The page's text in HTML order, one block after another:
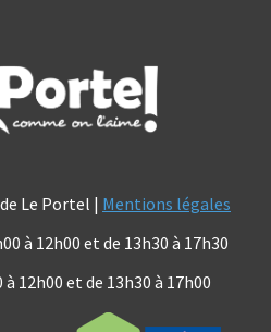
Le Portel | Mentions légales
à 12h00 et de 13h30 à 17h30
à 12h00 et de 13h30 à 17h00